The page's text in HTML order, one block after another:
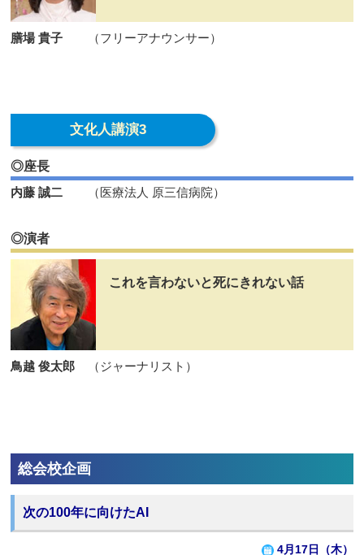
膳場 貴子 （フリーアナウンサー）
文化人講演3
◎座長
内藤 誠二
（医療法人 原三信病院）
◎演者
これを言わないと死にきれない話
鳥越 俊太郎 （ジャーナリスト）
総会校企画
次の100年に向けたAI
4月17日（木）